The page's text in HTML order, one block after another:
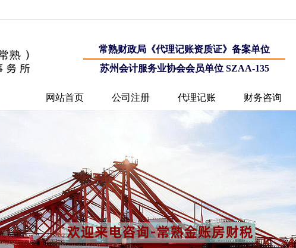
常熟财政局《代理记账资质证》备案单位
苏州会计服务业协会会员单位 SZAA-135
网站首页 公司注册 代理记账 财务咨询